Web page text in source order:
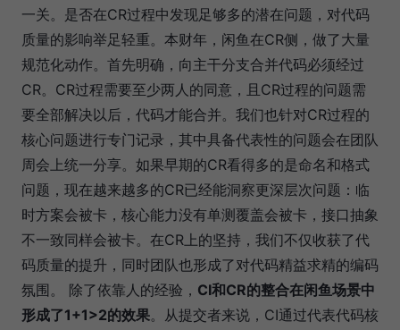
一关。是否在CR过程中发现足够多的潜在问题，对代码
质量的影响举足轻重。本财年，闲鱼在CR侧，做了大量
规范化动作。首先明确，向主干分支合并代码必须经过
CR。CR过程需要至少两人的同意，且CR过程的问题需
要全部解决以后，代码才能合并。我们也针对CR过程的
核心问题进行专门记录，其中具备代表性的问题会在团队
周会上统一分享。如果早期的CR看得多的是命名和格式
问题，现在越来越多的CR已经能洞察更深层次问题：临
时方案会被卡，核心能力没有单测覆盖会被卡，接口抽象
不一致同样会被卡。在CR上的坚持，我们不仅收获了代
码质量的提升，同时团队也形成了对代码精益求精的编码
氛围。 除了依靠人的经验， CI和CR的整合在闲鱼场景中
形成了1+1>2的效果。从提交者来说，CI通过代表代码核